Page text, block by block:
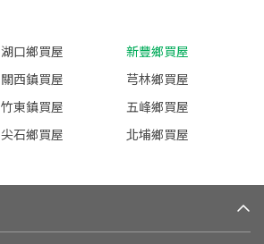
湖口鄉買屋
新豐鄉買屋
關西鎮買屋
芎林鄉買屋
竹東鎮買屋
五峰鄉買屋
尖石鄉買屋
北埔鄉買屋